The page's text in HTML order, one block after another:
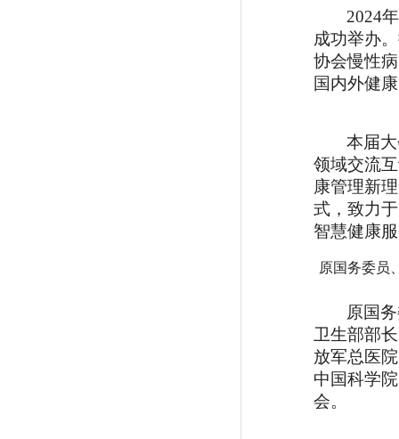
2024
成功举办
协会慢性
国内外健
本届
领域交流
康管理新
式，致力
智慧健康
原国务委员
原国
卫生部部
放军总医
中国科学
会。